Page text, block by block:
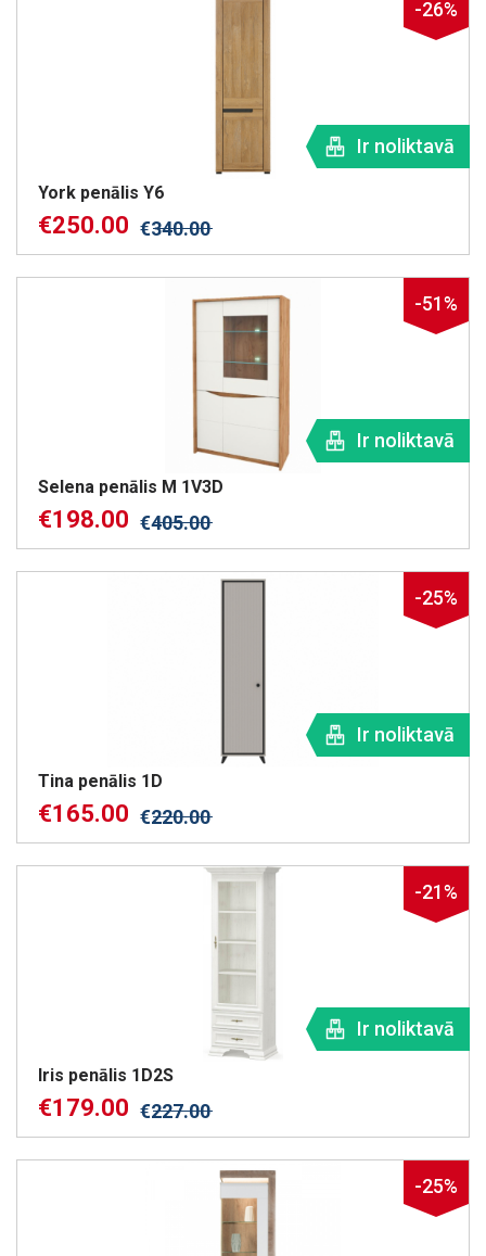
-26%
Ir noliktavā
York penālis Y6
€250.00 €340.00
-51%
Ir noliktavā
Selena penālis M 1V3D
€198.00 €405.00
-25%
Ir noliktavā
Tina penālis 1D
€165.00 €220.00
-21%
Ir noliktavā
Iris penālis 1D2S
€179.00 €227.00
-25%